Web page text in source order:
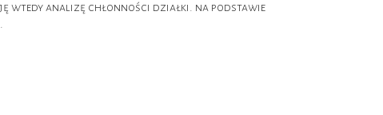
wtedy analizę chłonności działki. na podstawie